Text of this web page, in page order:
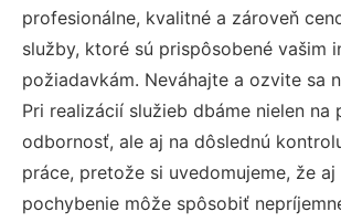
profesionálne, kvalitné a zároveň
služby, ktoré sú prispôsobené vašim
požiadavkám. Neváhajte a ozvite sa
Pri realizácií služieb dbáme nielen na
odbornosť, ale aj na dôslednú
práce, pretože si uvedomujeme, že aj
pochybenie môže spôsobiť